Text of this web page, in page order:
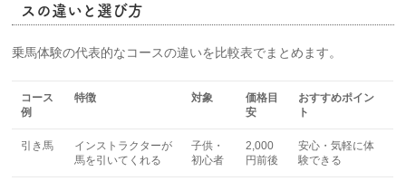
スの違いと選び方
乗馬体験の代表的なコースの違いを比較表でまとめます。
コース
例
特徴 対象
価格目
安
おすすめポイン
ト
引き馬
インストラクターが
馬を引いてくれる
子供・
初心者
2,000
円前後
安心・気軽に体
験できる